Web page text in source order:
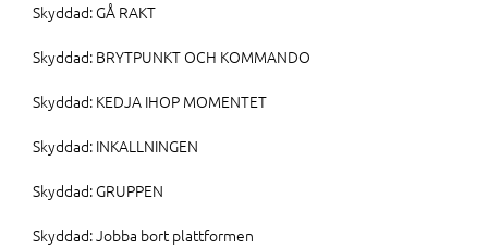
Skyddad: GÅ RAKT
Skyddad: BRYTPUNKT OCH KOMMANDO
Skyddad: KEDJA IHOP MOMENTET
Skyddad: INKALLNINGEN
Skyddad: GRUPPEN
Skyddad: Jobba bort plattformen